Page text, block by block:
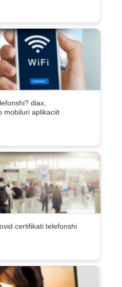
diax,
mobiluri aplikaciit
certifikati telefonshi